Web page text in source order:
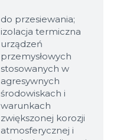
do przesiewania;
izolacja termiczna
urządzeń
przemysłowych
stosowanych w
agresywnych
środowiskach i
warunkach
zwiększonej korozji
atmosferycznej i